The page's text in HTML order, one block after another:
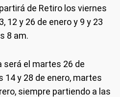
de Retiro los viernes
12 y 26 de enero y 9 y 23
8 am.
será el martes 26 de
14 y 28 de enero, martes
siempre partiendo a las